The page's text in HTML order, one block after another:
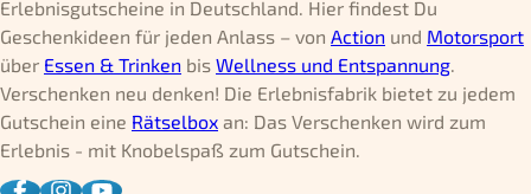
Erlebnisgutscheine in Deutschland. Hier findest Du
Geschenkideen für jeden Anlass – von Action und Motorsport
über Essen & Trinken bis Wellness und Entspannung.
Verschenken neu denken! Die Erlebnisfabrik bietet zu jedem
Gutschein eine Rätselbox an: Das Verschenken wird zum
Erlebnis - mit Knobelspaß zum Gutschein.